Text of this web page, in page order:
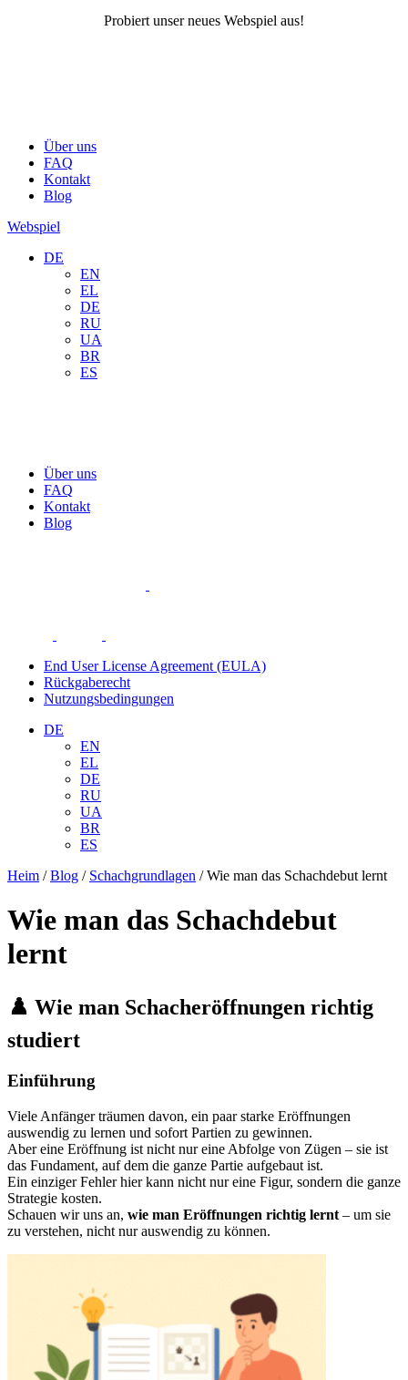
Probiert unser neues Webspiel aus!
Über uns
FAQ
Kontakt
Blog
Webspiel
DE
EN
EL
DE
RU
UA
BR
ES
Über uns
FAQ
Kontakt
Blog
End User License Agreement (EULA)
Rückgaberecht
Nutzungsbedingungen
DE
EN
EL
DE
RU
UA
BR
ES
Heim /Blog / Schachgrundlagen /Wie man das Schachdebut lernt
Wie man das Schachdebut
lernt
♟️ Wie man Schacheröffnungen richtig
studiert
Einführung
Viele Anfänger träumen davon, ein paar starke Eröffnungen
auswendig zu lernen und sofort Partien zu gewinnen.
Aber eine Eröffnung ist nicht nur eine Abfolge von Zügen – sie ist
das Fundament, auf dem die ganze Partie aufgebaut ist.
Ein einziger Fehler hier kann nicht nur eine Figur, sondern die ganze
Strategie kosten.
Schauen wir uns an, wie man Eröffnungen richtig lernt – um sie
zu verstehen, nicht nur auswendig zu können.